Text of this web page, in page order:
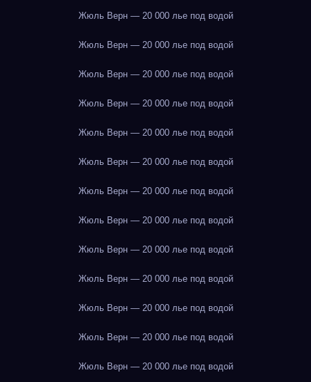
Жюль Верн — 20 000 лье под водой
Жюль Верн — 20 000 лье под водой
Жюль Верн — 20 000 лье под водой
Жюль Верн — 20 000 лье под водой
Жюль Верн — 20 000 лье под водой
Жюль Верн — 20 000 лье под водой
Жюль Верн — 20 000 лье под водой
Жюль Верн — 20 000 лье под водой
Жюль Верн — 20 000 лье под водой
Жюль Верн — 20 000 лье под водой
Жюль Верн — 20 000 лье под водой
Жюль Верн — 20 000 лье под водой
Жюль Верн — 20 000 лье под водой